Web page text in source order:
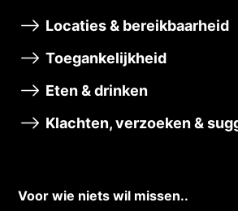
Locaties & bereikbaarheid
Toegankelijkheid
Eten & drinken
Klachten, verzoeken &
Voor wie niets wil missen..